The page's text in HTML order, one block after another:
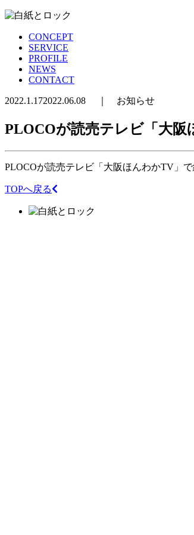
CONCEPT
SERVICE
PROFILE
NEWS
CONTACT
2022.1.172022.06.08 お知らせ
PLOCOが読売テレビ「大
PLOCOが読売テレビ「大阪ほんわかTV」
TOPへ戻る